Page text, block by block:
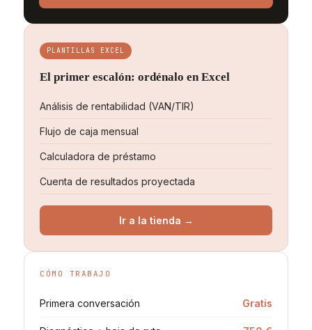
PLANTILLAS EXCEL
El primer escalón: ordénalo en Excel
Análisis de rentabilidad (VAN/TIR)
Flujo de caja mensual
Calculadora de préstamo
Cuenta de resultados proyectada
Ir a la tienda →
CÓMO TRABAJO
Primera conversación Gratis